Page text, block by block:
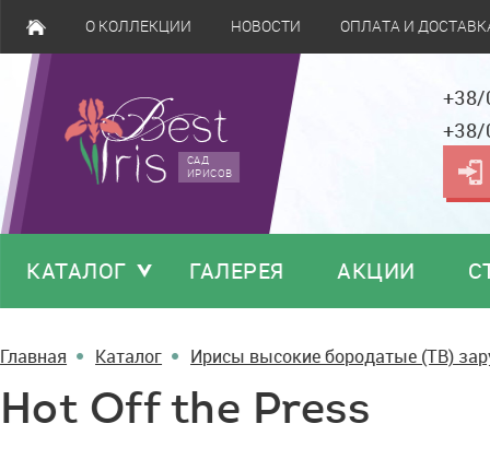
О КОЛЛЕКЦИИ НОВОСТИ ОПЛАТА И
САД
ИРИСОВ
КАТАЛОГ ГАЛЕРЕЯ АКЦИИ
Главная Каталог Ирисы высокие бородатые (TB)
Hot Off the Press